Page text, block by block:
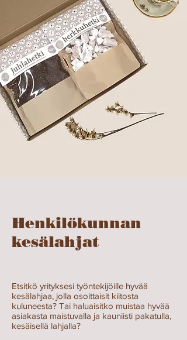
Henkilökunnan
kesälahjat
Etsitkö yrityksesi työntekijöille hyvää
kesälahjaa, jolla osoittaisit kiitosta
kuluneesta? Tai haluaisitko muistaa hyvää
asiakasta maistuvalla ja kauniisti pakatulla,
kesäisellä lahjalla?